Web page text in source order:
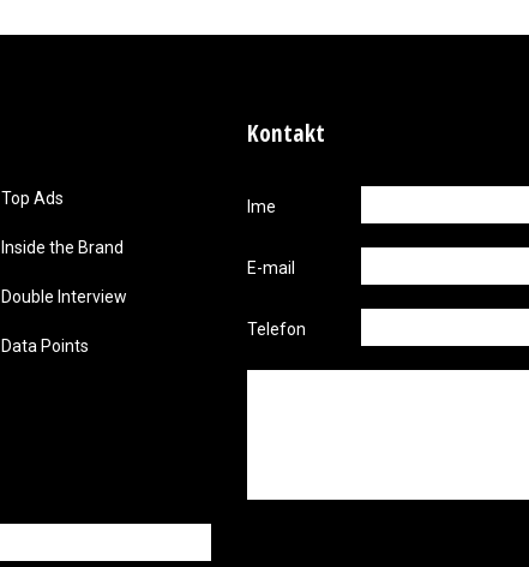
Top Ads
Inside the Brand
Double Interview
Data Points
Kontakt
Ime
E-mail
Telefon